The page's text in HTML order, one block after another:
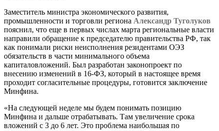
Заместитель министра экономического развития,
промышленности и торговли региона Александр Туголуков
пояснил, что еще в первых числах марта региональные власти
направили обращение к председателю правительства РФ, так
как понимали риски неисполнения резидентами ОЭЗ
обязательств в части минимального объема
капиталовложений. Был разработан законопроект по
внесению изменений в 16-ФЗ, который в настоящее время
проходит согласительные процедуры, готовится заключение
Минфина.
«На следующей неделе мы будем понимать позицию
Минфина и дальше отрабатывать. Там увеличение срока
вложений с 3 до 6 лет. Это проблема наибольшая по